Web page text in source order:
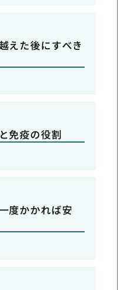
えた後にすべき
免疫の役割
度かかれば安